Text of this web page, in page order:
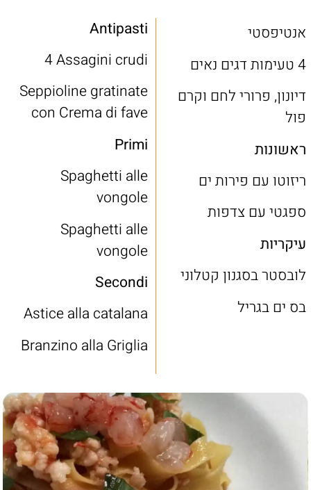
אנטיפסטי
4 טעימות דגים נאים
דיונון, פרורי לחם וקרם
פול
ראשונות
ריזוטו עם פירות ים
ספגטי עם צדפות
עיקריות
לובסטר בסגנון קטלוני
בס ים בגריל
Antipasti
4 Assagini crudi
Seppioline gratinate
con Crema di fave
Primi
Spaghetti alle
vongole
Spaghetti alle
vongole
Secondi
Astice alla catalana
Branzino alla Griglia